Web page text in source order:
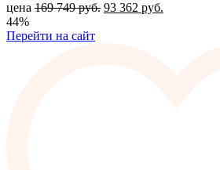
цена 169 749руб. 93 362 руб.
44%
Перейти на сайт